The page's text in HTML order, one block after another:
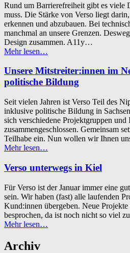
Rund um Barrierefreiheit gibt es viele
muss. Die Stärke von Verso liegt
erkennen und abzubauen. Bei
manchmal an unsere Grenzen.
Design zusammen. A11y…
Mehr lesen
Zusammenarbeit
mit
A11y
…
Unsere Mitstreiter:innen im
politische Bildung
Seit vielen Jahren ist Verso Teil des
inklusive politische Bildung in
sich verschiedene Projektgruppen und
zusammengeschlossen. Gemeinsam
Teilhabe ein. Nun wollen wir Ihnen
Mehr lesen
im
Netzwerk
für
inklusive
politische
Bildung”
…
Verso unterwegs in Kiel
Für Verso ist der Januar immer eine
sein. Wir haben (fast) alle laufenden
Kund:innen übergeben. Neue
besprochen, da ist noch nicht so viel
Mehr lesen…
Archiv